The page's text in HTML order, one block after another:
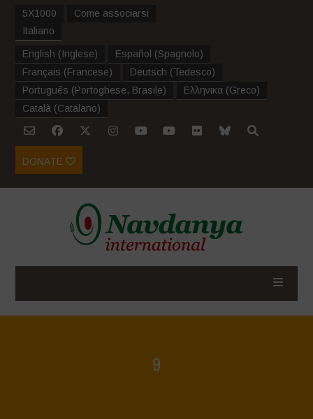
5X1000
Come associarsi
Italiano
English (Inglese) Español (Spagnolo)
Français (Francese) Deutsch (Tedesco)
Português (Portoghese, Brasile) Ελληνικα (Greco)
Català (Catalano)
DONATE
9